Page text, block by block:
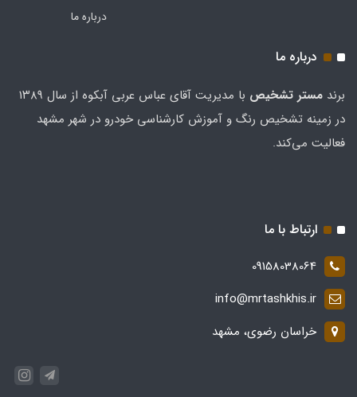
درباره ما
درباره ما
برند مستر تشخيص
با مدیریت آقای عباس عربی آبکوه از سال ۱۳۸۹
در زمینه تشخیص رنگ و آموزش کارشناسی خودرو در شهر مشهد
فعالیت می‌کند.
ارتباط با ما
09158038064
info@mrtashkhis.ir
خراسان رضوی، مشهد